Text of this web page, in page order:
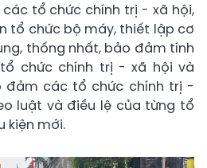
các tổ chức chính trị - xã hội,
tổ chức bộ máy, thiết lập cơ
thống nhất, bảo đảm tính
chức chính trị - xã hội và
đảm các tổ chức chính trị -
luật và điều lệ của từng tổ
kiện mới.